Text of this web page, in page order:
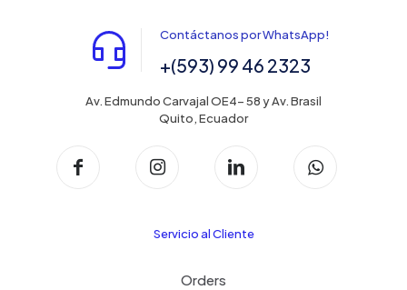
Contáctanos por WhatsApp!
+(593) 99 46 2323
Av. Edmundo Carvajal OE4- 58 y Av. Brasil
Quito, Ecuador
Servicio al Cliente
Orders